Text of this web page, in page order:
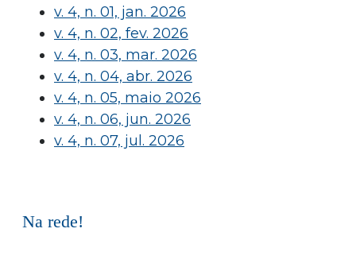
v. 4, n. 01, jan. 2026
v. 4, n. 02, fev. 2026
v. 4, n. 03, mar. 2026
v. 4, n. 04, abr. 2026
v. 4, n. 05, maio 2026
v. 4, n. 06, jun. 2026
v. 4, n. 07, jul. 2026
Na rede!